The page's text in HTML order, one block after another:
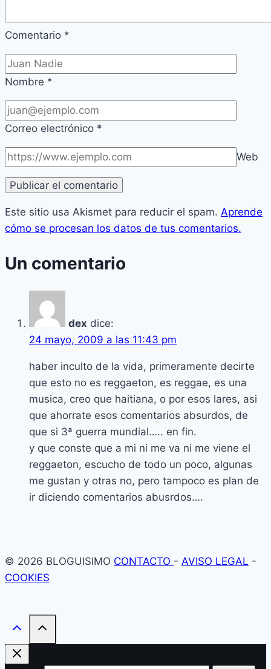
Comentario *
Nombre *
Correo electrónico *
Web
Este sitio usa Akismet para reducir el spam. Aprende
cómo se procesan los datos de tus comentarios.
Un comentario
dex dice:
24 mayo, 2009 a las 11:43 pm
haber inculto de la vida, primeramente decirte
que esto no es reggaeton, es reggae, es una
musica, creo que haitiana, o por esos lares, asi
que ahorrate esos comentarios absurdos, de
que si 3ª guerra mundial….. en fin.
y que conste que a mi ni me va ni me viene el
reggaeton, escucho de todo un poco, algunas
me gustan y otras no, pero tampoco es plan de
ir diciendo comentarios abusrdos….
© 2026 BLOGUISIMO CONTACTO - AVISO LEGAL -
COOKIES